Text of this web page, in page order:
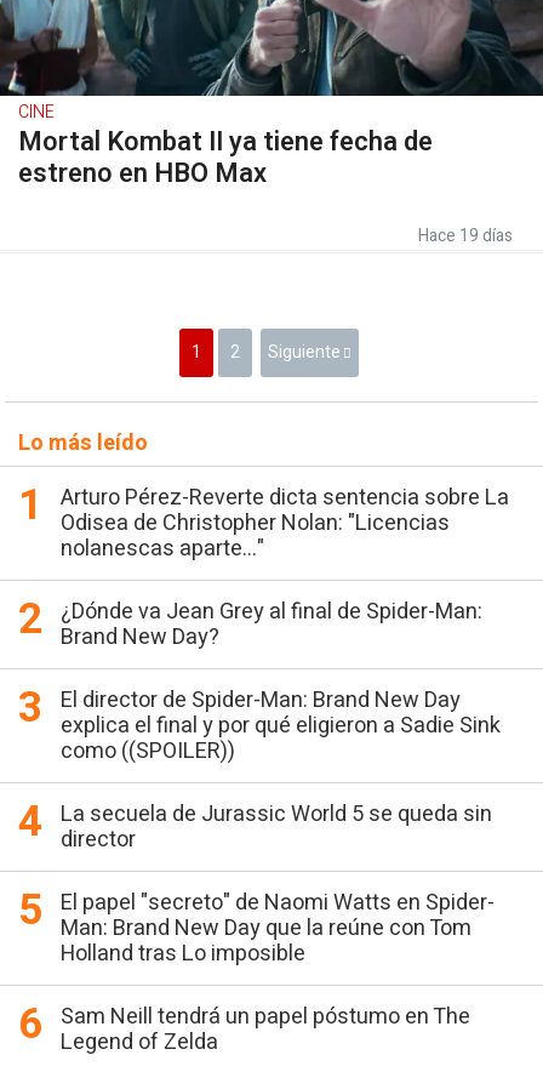
CINE
Mortal Kombat II ya tiene fecha de
estreno en HBO Max
Hace 19 días
1 2 Siguiente
Lo más leído
Arturo Pérez-Reverte dicta sentencia sobre La
Odisea de Christopher Nolan: "Licencias
nolanescas aparte..."
¿Dónde va Jean Grey al final de Spider-Man:
Brand New Day?
El director de Spider-Man: Brand New Day
explica el final y por qué eligieron a Sadie Sink
como ((SPOILER))
La secuela de Jurassic World 5 se queda sin
director
El papel "secreto" de Naomi Watts en Spider-
Man: Brand New Day que la reúne con Tom
Holland tras Lo imposible
Sam Neill tendrá un papel póstumo en The
Legend of Zelda